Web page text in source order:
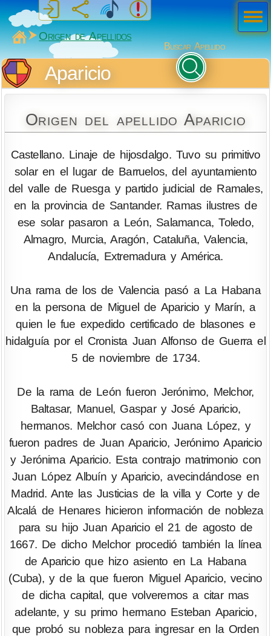
MiSabueso
Origen de Apellidos
Buscar Apellido
Aparicio
Origen del apellido Aparicio
Castellano. Linaje de hijosdalgo. Tuvo su primitivo
solar en el lugar de Barruelos, del ayuntamiento
del valle de Ruesga y partido judicial de Ramales,
en la provincia de Santander. Ramas ilustres de
ese solar pasaron a León, Salamanca, Toledo,
Almagro, Murcia, Aragón, Cataluña, Valencia,
Andalucía, Extremadura y América.
Una rama de los de Valencia pasó a La Habana
en la persona de Miguel de Aparicio y Marín, a
quien le fue expedido certificado de blasones e
hidalguía por el Cronista Juan Alfonso de Guerra el
5 de noviembre de 1734.
De la rama de León fueron Jerónimo, Melchor,
Baltasar, Manuel, Gaspar y José Aparicio,
hermanos. Melchor casó con Juana López, y
fueron padres de Juan Aparicio, Jerónimo Aparicio
y Jerónima Aparicio. Esta contrajo matrimonio con
Juan López Albuín y Aparicio, avecindándose en
Madrid. Ante las Justicias de la villa y Corte y de
Alcalá de Henares hicieron información de nobleza
para su hijo Juan Aparicio el 21 de agosto de
1667. De dicho Melchor procedió también la línea
de Aparicio que hizo asiento en La Habana
(Cuba), y de la que fueron Miguel Aparicio, vecino
de dicha capital, que volveremos a citar mas
adelante, y su primo hermano Esteban Aparicio,
que probó su nobleza para ingresar en la Orden
Men
ú